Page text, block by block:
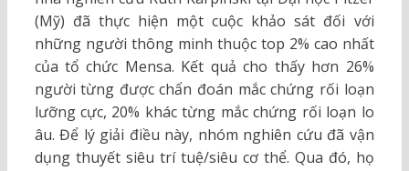
(Mỹ) đã thực hiện một cuộc khảo sát đối với
những người thông minh thuộc top 2% cao nhất
của tổ chức Mensa. Kết quả cho thấy hơn 26%
người từng được chẩn đoán mắc chứng rối loạn
lưỡng cực, 20% khác từng mắc chứng rối loạn lo
âu. Để lý giải điều này, nhóm nghiên cứu đã vận
dụng thuyết siêu trí tuệ/siêu cơ thể. Qua đó, họ